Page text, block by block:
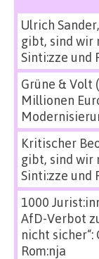
Ulrich
gibt, sind wir
Sinti:zze und
Grüne & Volt
Millionen
Kritischer
gibt, sind wir
Sinti:zze und
1000
AfD-Verbot
nicht sicher“:
Rom:nja